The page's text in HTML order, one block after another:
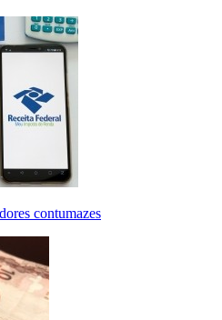
contumazes